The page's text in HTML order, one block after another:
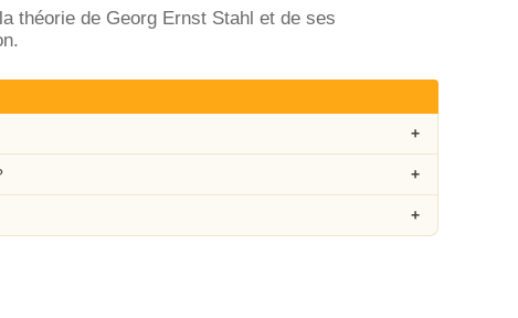
théorie de Georg Ernst Stahl et de ses